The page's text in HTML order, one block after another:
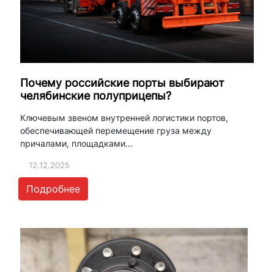
Почему российские порты выбирают
челябинские полуприцепы?
Ключевым звеном внутренней логистики портов,
обеспечивающей перемещение груза между
причалами, площадками...
12.12.2025
Подробнее